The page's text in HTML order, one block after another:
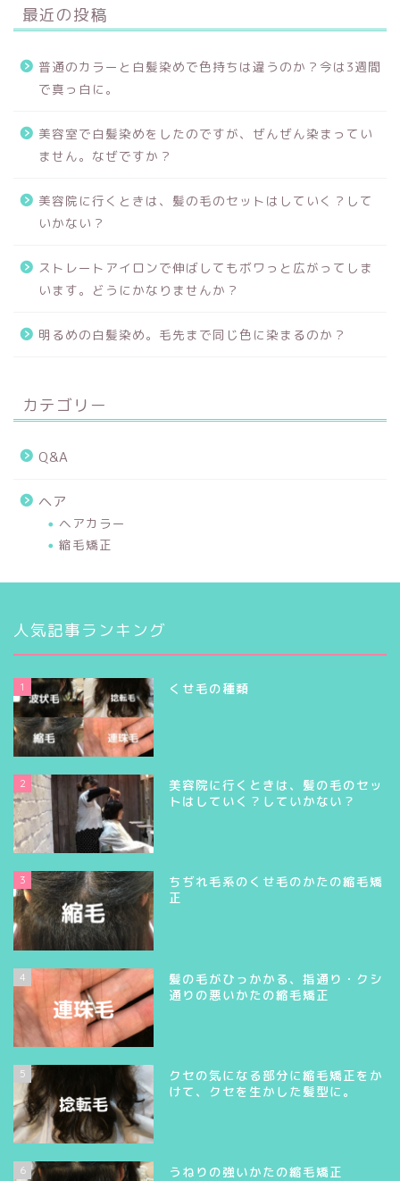
最近の投稿
普通のカラーと白髪染めで色持ちは違うのか？今は3週間
で真っ白に。
美容室で白髪染めをしたのですが、ぜんぜん染まってい
ません。なぜですか？
美容院に行くときは、髪の毛のセットはしていく？して
いかない？
ストレートアイロンで伸ばしてもボワっと広がってしま
います。どうにかなりませんか？
明るめの白髪染め。毛先まで同じ色に染まるのか？
カテゴリー
Q&A
ヘア
ヘアカラー
縮毛矯正
人気記事ランキング
1 くせ毛の種類
2
美容院に行くときは、髪の毛のセッ
トはしていく？していかない？
3
ちぢれ毛系のくせ毛のかたの縮毛矯
正
4
髪の毛がひっかかる、指通り・クシ
通りの悪いかたの縮毛矯正
5
クセの気になる部分に縮毛矯正をか
けて、クセを生かした髪型に。
6 うねりの強いかたの縮毛矯正